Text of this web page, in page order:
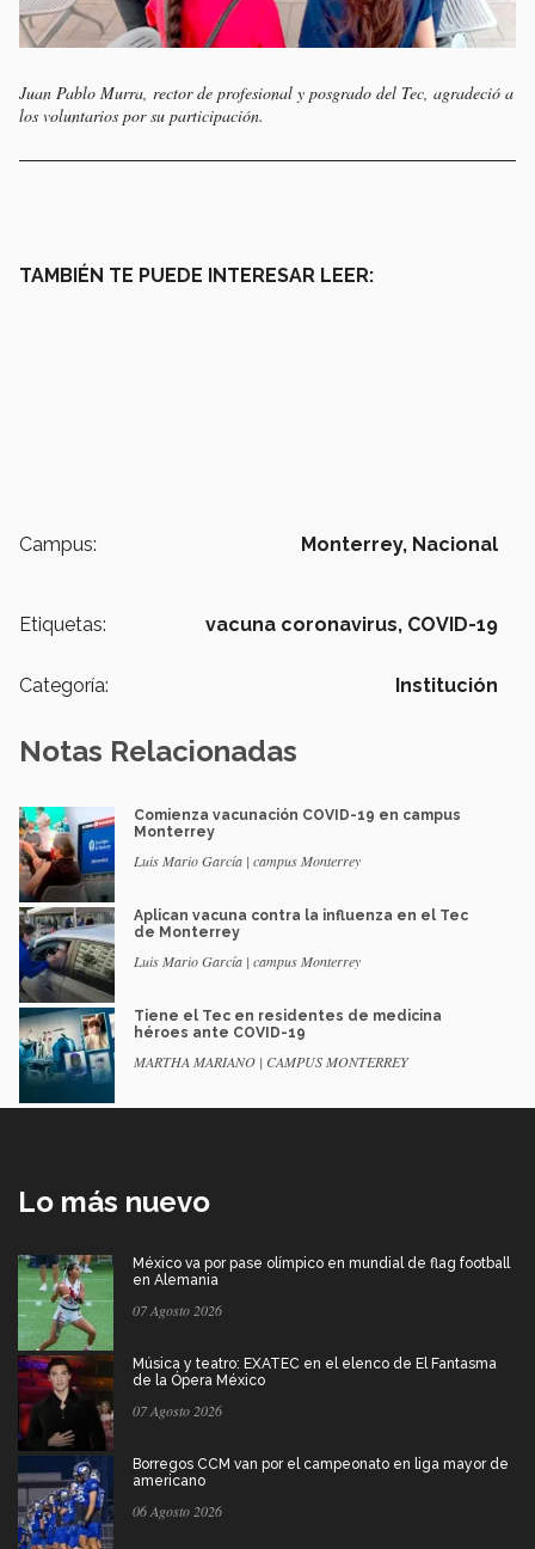
Juan Pablo Murra, rector de profesional y posgrado del Tec, agradeció a
los voluntarios por su participación.
TAMBIÉN TE PUEDE INTERESAR LEER:
Campus: Monterrey, Nacional
Etiquetas: vacuna coronavirus, COVID-19
Categoría: Institución
Notas Relacionadas
Comienza vacunación COVID-19 en campus
Monterrey
Luis Mario García | campus Monterrey
Aplican vacuna contra la influenza en el Tec
de Monterrey
Luis Mario García | campus Monterrey
Tiene el Tec en residentes de medicina
héroes ante COVID-19
MARTHA MARIANO | CAMPUS MONTERREY
Lo más nuevo
México va por pase olímpico en mundial de flag football
en Alemania
07 Agosto 2026
Música y teatro: EXATEC en el elenco de El Fantasma
de la Ópera México
07 Agosto 2026
Borregos CCM van por el campeonato en liga mayor de
americano
06 Agosto 2026